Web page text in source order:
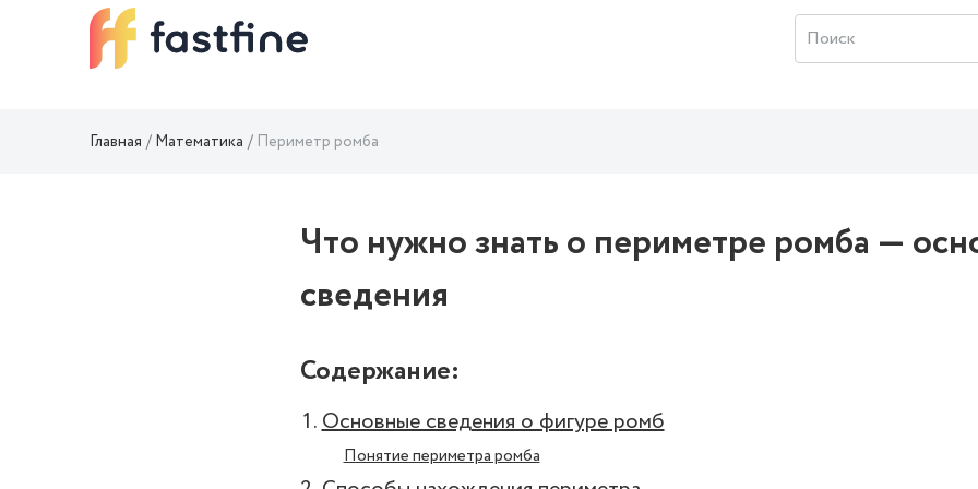
Главная Математика Периметр ромба
Что нужно знать о периметре ромба —
сведения
Содержание:
Основные сведения о фигуре ромб
Понятие периметра ромба